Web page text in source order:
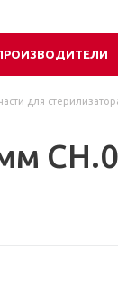
для